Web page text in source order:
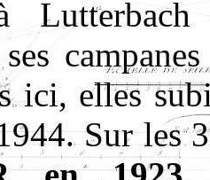
ici, elles
Sur les